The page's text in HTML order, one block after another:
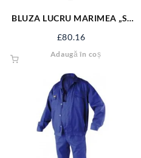
BLUZA LUCRU MARIMEA „S”
£80.16
Adaugă în coș